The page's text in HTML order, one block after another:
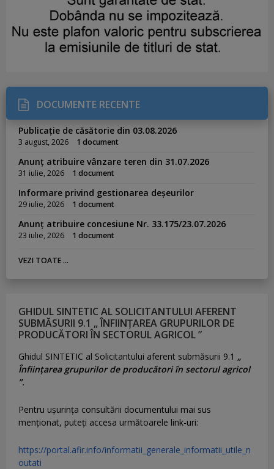
DOCUMENTE RECENTE
Publicație de căsătorie din 03.08.2026
3 august, 2026 1 document
Anunț atribuire vânzare teren din 31.07.2026
31 iulie, 2026 1 document
Informare privind gestionarea deșeurilor
29 iulie, 2026 1 document
Anunț atribuire concesiune Nr. 33.175/23.07.2026
23 iulie, 2026 1 document
VEZI TOATE ...
GHIDUL SINTETIC AL SOLICITANTULUI AFERENT
SUBMĂSURII 9.1 „ ÎNFIINȚAREA GRUPURILOR DE
PRODUCĂTORI ÎN SECTORUL AGRICOL ”
Ghidul SINTETIC al Solicitantului aferent submăsurii 9.1 „
Înființarea grupurilor de producători în sectorul agricol
”.
Pentru uşurinţa consultării documentului mai sus
menţionat, puteţi accesa următoarele link-uri:
https://portal.afir.info/informatii_generale_informatii_utile_n
outati